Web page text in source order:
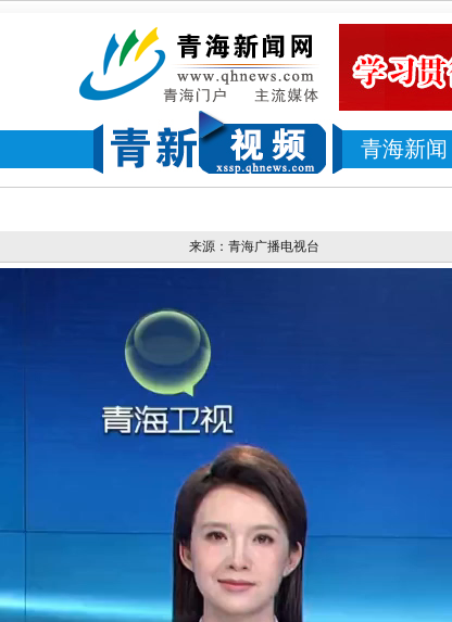
青海新闻
来源：青海广播电视台